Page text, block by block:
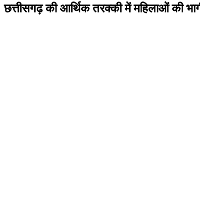
छत्तीसगढ़ की आर्थिक तरक्की में महिलाओं की